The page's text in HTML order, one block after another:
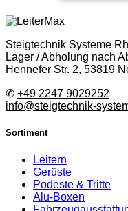
Steigtechnik Systeme
Lager / Abholung nach
Hennefer Str. 2, 53819
✆ +49 2247 9029252
info@steigtechnik-
Sortiment
Leitern
Gerüste
Podeste & Tritte
Alu-Boxen